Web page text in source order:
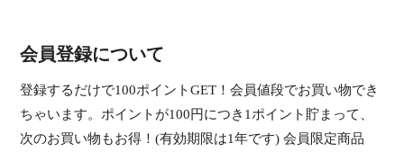
会員登録について
登録するだけで100ポイントGET！会員値段でお買い物でき
ちゃいます。ポイントが100円につき1ポイント貯まって、
次のお買い物もお得！(有効期限は1年です) 会員限定商品